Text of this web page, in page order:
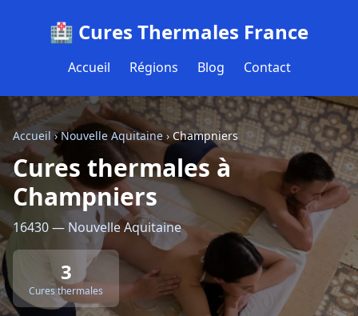
🏥 Cures Thermales France
Accueil Régions Blog Contact
Accueil ›Nouvelle Aquitaine›Champniers
Cures thermales à
Champniers
16430 — Nouvelle Aquitaine
3
Cures thermales